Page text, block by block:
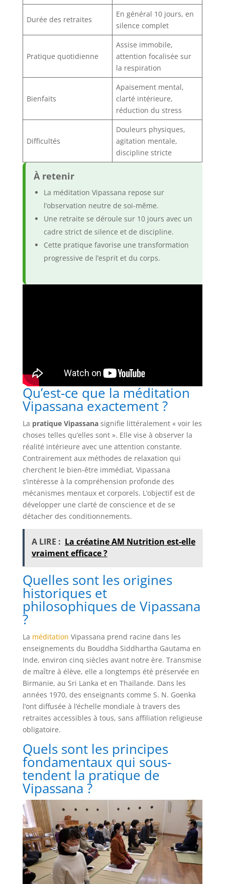
Durée des retraites
En général 10 jours, en
silence complet
Pratique quotidienne
Assise immobile,
attention focalisée sur
la respiration
Bienfaits
Apaisement mental,
clarté intérieure,
réduction du stress
Difficultés
Douleurs physiques,
agitation mentale,
discipline stricte
À retenir
La méditation Vipassana repose sur
l’observation neutre de soi-même.
Une retraite se déroule sur 10 jours avec un
cadre strict de silence et de discipline.
Cette pratique favorise une transformation
progressive de l’esprit et du corps.
Qu’est-ce que la méditation
Vipassana exactement ?
La pratique Vipassanasignifie littéralement « voir les
choses telles qu’elles sont ». Elle vise à observer la
réalité intérieure avec une attention constante.
Contrairement aux méthodes de relaxation qui
cherchent le bien-être immédiat, Vipassana
s’intéresse à la compréhension profonde des
mécanismes mentaux et corporels. L’objectif est de
développer une clarté de conscience et de se
détacher des conditionnements.
A LIRE : La créatine AM Nutrition est-elle
vraiment efficace ?
Quelles sont les origines
historiques et
philosophiques de Vipassana
?
La méditation Vipassana prend racine dans les
enseignements du Bouddha Siddhartha Gautama en
Inde, environ cinq siècles avant notre ère. Transmise
de maître à élève, elle a longtemps été préservée en
Birmanie, au Sri Lanka et en Thaïlande. Dans les
années 1970, des enseignants comme S. N. Goenka
l’ont diffusée à l’échelle mondiale à travers des
retraites accessibles à tous, sans affiliation religieuse
obligatoire.
Quels sont les principes
fondamentaux qui sous-
tendent la pratique de
Vipassana ?